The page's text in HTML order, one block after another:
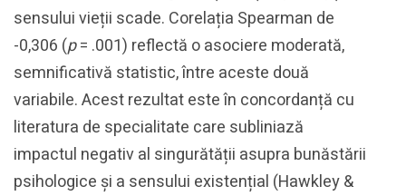
sensului vieții scade. Corelația Spearman de
-0,306 (p= .001) reflectă o asociere moderată,
semnificativă statistic, între aceste două
variabile. Acest rezultat este în concordanță cu
literatura de specialitate care subliniază
impactul negativ al singurătății asupra bunăstării
psihologice și a sensului existențial (Hawkley &